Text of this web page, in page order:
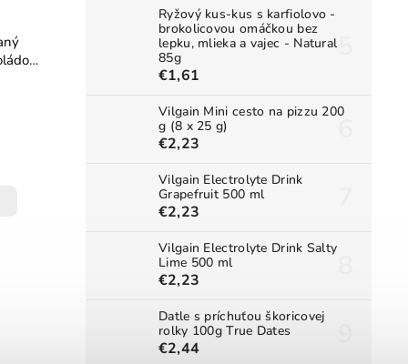
Ryžový kus-kus s karfiolovo -
brokolicovou omáčkou bez
lepku, mlieka a vajec - Natural
85g
€1,61
Vilgain Mini cesto na pizzu 200
g (8 x 25 g)
€2,23
Vilgain Electrolyte Drink
Grapefruit 500 ml
€2,23
Vilgain Electrolyte Drink Salty
Lime 500 ml
€2,23
Datle s príchuťou škoricovej
rolky 100g True Dates
€2,44